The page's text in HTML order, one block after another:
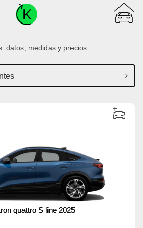
datos, medidas y precios
quattro S line 2025